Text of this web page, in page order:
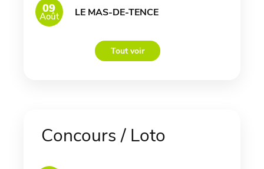
09
Août LE MAS-DE-TENCE
Tout voir
Concours / Loto